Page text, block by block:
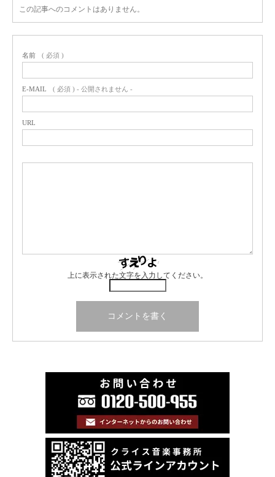
この記事へのコメントはありません。
名前 ( 必須 )
E-MAIL ( 必須 ) - 公開されません -
URL
上に表示された文字を入力してください。